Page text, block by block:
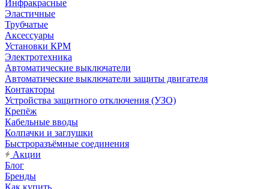
Инфракрасные
Эластичные
Трубчатые
Аксессуары
Установки КРМ
Электротехника
Автоматические выключатели
Автоматические выключатели защиты двигателя
Контакторы
Устройства защитного отключения (УЗО)
Крепёж
Кабельные вводы
Колпачки и заглушки
Быстроразъёмные соединения
Акции
Блог
Бренды
Как купить